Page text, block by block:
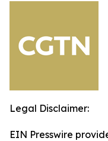
Legal Disclaimer:
EIN Presswire